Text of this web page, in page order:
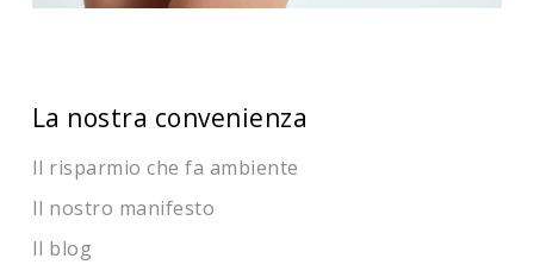
La nostra convenienza
Il risparmio che fa ambiente
Il nostro manifesto
Il blog